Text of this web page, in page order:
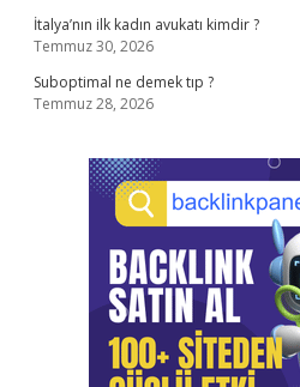
İtalya’nın ilk kadın avukatı kimdir ?
Temmuz 30, 2026
Suboptimal ne demek tıp ?
Temmuz 28, 2026